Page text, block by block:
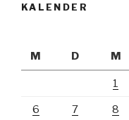
KALENDER
M
D M
1
6 7 8